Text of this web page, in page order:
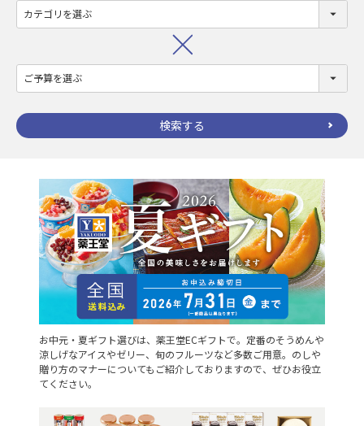
検索する
お中元・夏ギフト選びは、薬王堂ECギフトで。定番のそうめんや
涼しげなアイスやゼリー、旬のフルーツなど多数ご用意。のしや
贈り方のマナーについてもご紹介しておりますので、ぜひお役立
てください。